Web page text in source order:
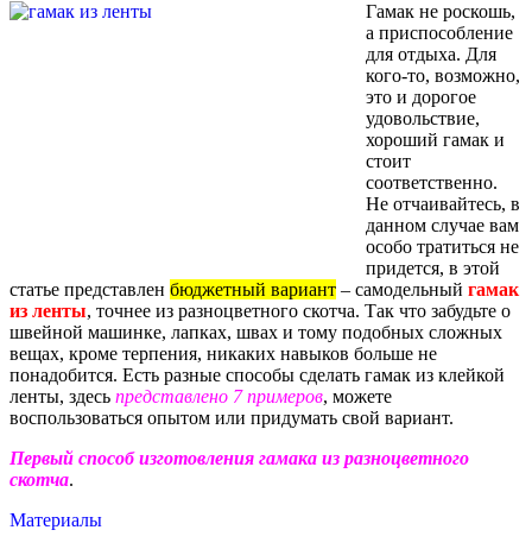
Гамак не роскошь,
а приспособление
для отдыха. Для
кого-то, возможно,
это и дорогое
удовольствие,
хороший гамак и
стоит
соответственно.
Не отчаивайтесь, в
данном случае вам
особо тратиться не
придется, в этой
статье представлен бюджетный вариант – самодельный гамак
из ленты, точнее из разноцветного скотча. Так что забудьте о
швейной машинке, лапках, швах и тому подобных сложных
вещах, кроме терпения, никаких навыков больше не
понадобится. Есть разные способы сделать гамак из клейкой
ленты, здесь представлено 7 примеров, можете
воспользоваться опытом или придумать свой вариант.
Первый способизготовления гамака из разноцветного
скотча.
Материалы